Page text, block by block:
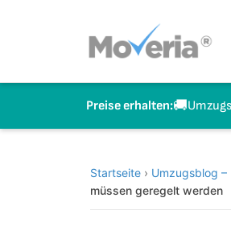
Preise erhalten:🚚
Startseite › Umzugsblog –
müssen geregelt werden